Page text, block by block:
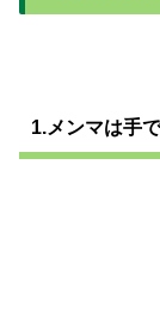
1.メンマは手